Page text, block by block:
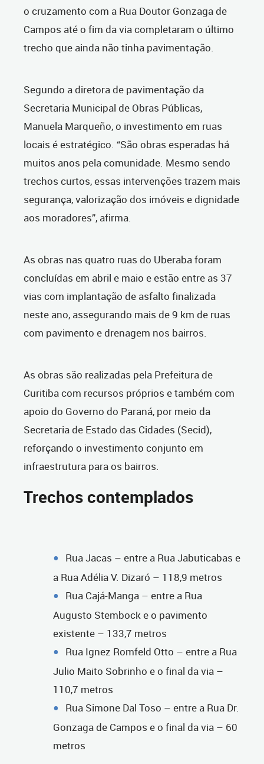
o cruzamento com a Rua Doutor Gonzaga de
Campos até o fim da via completaram o último
trecho que ainda não tinha pavimentação.
Segundo a diretora de pavimentação da
Secretaria Municipal de Obras Públicas,
Manuela Marqueño, o investimento em ruas
locais é estratégico. “São obras esperadas há
muitos anos pela comunidade. Mesmo sendo
trechos curtos, essas intervenções trazem mais
segurança, valorização dos imóveis e dignidade
aos moradores”, afirma.
As obras nas quatro ruas do Uberaba foram
concluídas em abril e maio e estão entre as 37
vias com implantação de asfalto finalizada
neste ano, assegurando mais de 9 km de ruas
com pavimento e drenagem nos bairros.
As obras são realizadas pela Prefeitura de
Curitiba com recursos próprios e também com
apoio do Governo do Paraná, por meio da
Secretaria de Estado das Cidades (Secid),
reforçando o investimento conjunto em
infraestrutura para os bairros.
Trechos contemplados
Rua Jacas – entre a Rua Jabuticabas e
a Rua Adélia V. Dizaró – 118,9 metros
Rua Cajá-Manga – entre a Rua
Augusto Stembock e o pavimento
existente – 133,7 metros
Rua Ignez Romfeld Otto – entre a Rua
Julio Maito Sobrinho e o final da via –
110,7 metros
Rua Simone Dal Toso – entre a Rua Dr.
Gonzaga de Campos e o final da via – 60
metros